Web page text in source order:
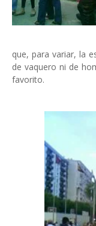
que, para variar, la
de vaquero ni de
favorito.